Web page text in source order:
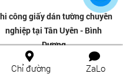
Thi công giấy dán tường chuyên
nghiệp tại Gò Vấp
Chỉ đường ZaLo